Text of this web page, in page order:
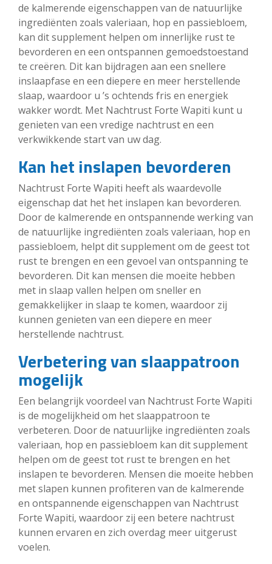
de kalmerende eigenschappen van de natuurlijke
ingrediënten zoals valeriaan, hop en passiebloem,
kan dit supplement helpen om innerlijke rust te
bevorderen en een ontspannen gemoedstoestand
te creëren. Dit kan bijdragen aan een snellere
inslaapfase en een diepere en meer herstellende
slaap, waardoor u ’s ochtends fris en energiek
wakker wordt. Met Nachtrust Forte Wapiti kunt u
genieten van een vredige nachtrust en een
verkwikkende start van uw dag.
Kan het inslapen bevorderen
Nachtrust Forte Wapiti heeft als waardevolle
eigenschap dat het het inslapen kan bevorderen.
Door de kalmerende en ontspannende werking van
de natuurlijke ingrediënten zoals valeriaan, hop en
passiebloem, helpt dit supplement om de geest tot
rust te brengen en een gevoel van ontspanning te
bevorderen. Dit kan mensen die moeite hebben
met in slaap vallen helpen om sneller en
gemakkelijker in slaap te komen, waardoor zij
kunnen genieten van een diepere en meer
herstellende nachtrust.
Verbetering van slaappatroon
mogelijk
Een belangrijk voordeel van Nachtrust Forte Wapiti
is de mogelijkheid om het slaappatroon te
verbeteren. Door de natuurlijke ingrediënten zoals
valeriaan, hop en passiebloem kan dit supplement
helpen om de geest tot rust te brengen en het
inslapen te bevorderen. Mensen die moeite hebben
met slapen kunnen profiteren van de kalmerende
en ontspannende eigenschappen van Nachtrust
Forte Wapiti, waardoor zij een betere nachtrust
kunnen ervaren en zich overdag meer uitgerust
voelen.